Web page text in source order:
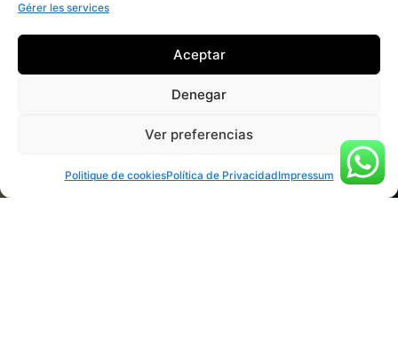
Gérer les services
Aceptar
Denegar
Ver preferencias
Politique de cookiesPolítica de PrivacidadImpressum
Circuit multi-aventures
Todos los Derechos Reservados | UR Rafting SLL, Empresa autorizada
Turismo de Aragón como Turismo Activo TA-Z-13 y Agencias de Viajes
Gobierno de Aragón Aviso Legal
privacidad